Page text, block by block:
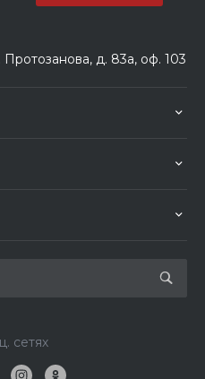
Протозанова, д. 83а, оф. 103
сетях